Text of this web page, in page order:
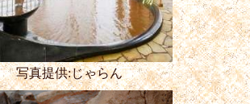
写真提供:じゃらん